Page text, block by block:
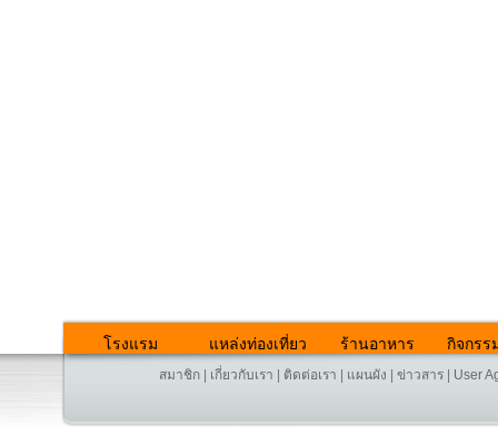
โรงแรม แหล่งท่องเที่ยว ร้านอาหาร กิจกรร
สมาชิก เกี่ยวกับเรา ติดต่อเรา แผนผัง ข่าวสาร User